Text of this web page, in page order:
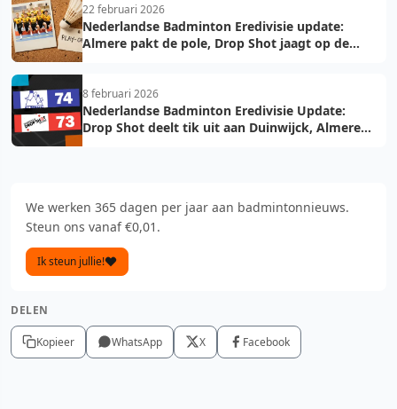
22 februari 2026
Nederlandse Badminton Eredivisie update:
Almere pakt de pole, Drop Shot jaagt op de
8 februari 2026
Nederlandse Badminton Eredivisie Update:
Drop Shot deelt tik uit aan Duinwijck, Almere
We werken 365 dagen per jaar aan badmintonnieuws.
Steun ons vanaf €0,01.
Ik steun jullie!
DELEN
Kopieer WhatsApp X Facebook